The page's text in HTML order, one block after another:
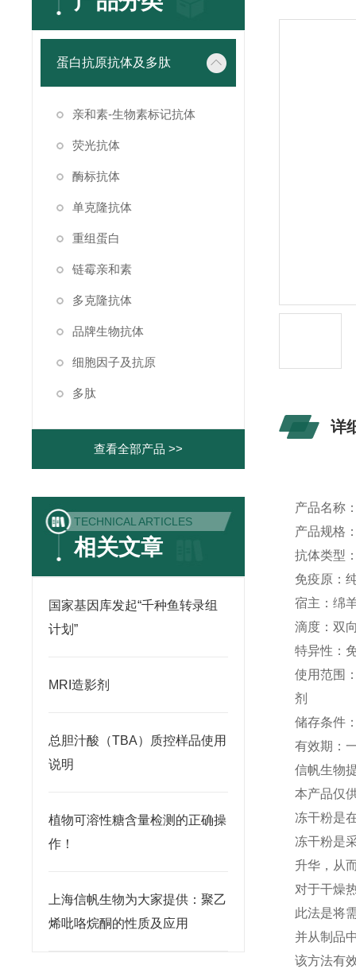
蛋白抗原抗体及多肽
亲和素-生物素标记抗体
荧光抗体
酶标抗体
单克隆抗体
重组蛋白
链霉亲和素
多克隆抗体
品牌生物抗体
细胞因子及抗原
多肽
查看全部产品 >>
TECHNICAL ARTICLES
相关文章
国家基因库发起“千种鱼转录组
计划”
MRI造影剂
总胆汁酸（TBA）质控样品使用
说明
植物可溶性糖含量检测的正确操
作！
上海信帆生物为大家提供：聚乙
烯吡咯烷酮的性质及应用
详
产品名称
产品规格
抗体类型
免疫原：
宿主：绵
滴度：双
特异性：
使用范围
剂
储存条件
有效期：
信帆生物
本产品仅
冻干粉是
冻干粉是
升华，从
对于干燥
此法是将
并从制品
该方法有